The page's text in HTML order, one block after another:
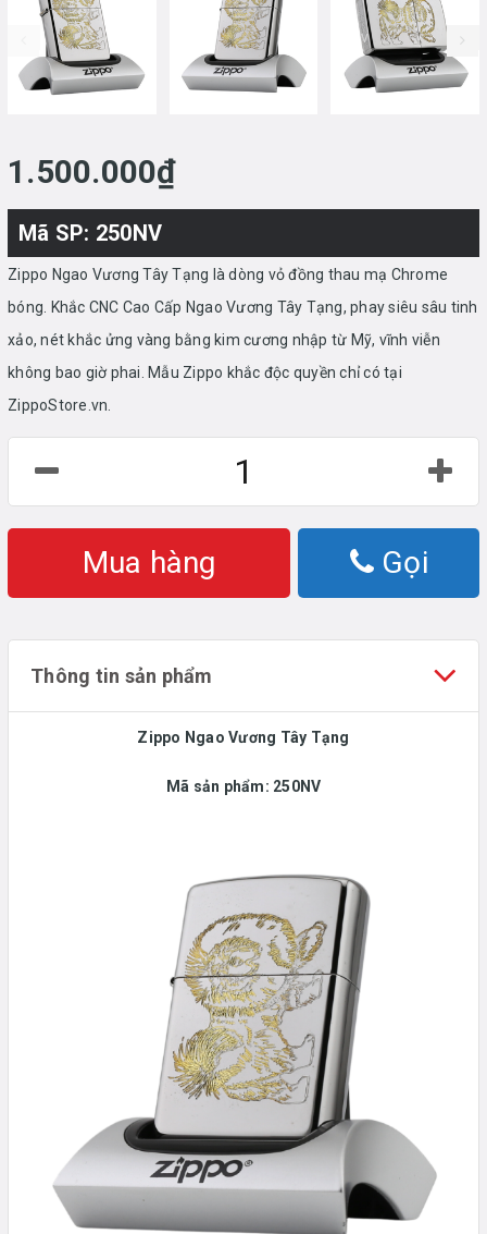
prev
1.500.000₫
Mã SP: 250NV
Zippo Ngao Vương Tây Tạng là dòng vỏ đồng thau mạ Chrome
bóng. Khắc CNC Cao Cấp Ngao Vương Tây Tạng, phay siêu sâu tinh
xảo, nét khắc ửng vàng bằng kim cương nhập từ Mỹ, vĩnh viễn
không bao giờ phai. Mẫu Zippo khắc độc quyền chỉ có tại
ZippoStore.vn.
Mua hàng Gọi
Thông tin sản phẩm
Zippo Ngao Vương Tây Tạng
Mã sản phẩm: 250NV